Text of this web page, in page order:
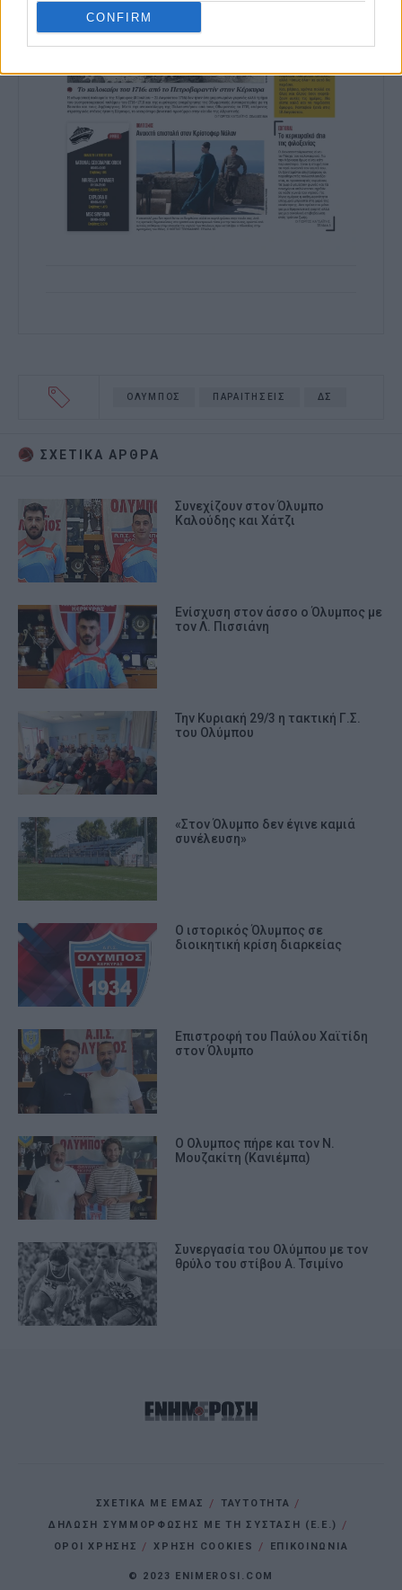
CONFIRM
ΟΛΥΜΠΟΣ ΠΑΡΑΙΤΗΣΕΙΣ ΔΣ
ΣΧΕΤΙΚA AΡΘΡΑ
Συνεχίζουν στον Όλυμπο
Καλούδης και Χάτζι
Ενίσχυση στον άσσο ο Όλυμπος με
τον Λ. Πισσιάνη
Την Κυριακή 29/3 η τακτική Γ.Σ.
του Ολύμπου
«Στον Όλυμπο δεν έγινε καμιά
συνέλευση»
Ο ιστορικός Όλυμπος σε
διοικητική κρίση διαρκείας
Επιστροφή του Παύλου Χαϊτίδη
στον Όλυμπο
Ο Ολυμπος πήρε και τον Ν.
Μουζακίτη (Κανιέμπα)
Συνεργασία του Ολύμπου με τον
θρύλο του στίβου Α. Τσιμίνο
ΣΧΕΤΙΚΑ ΜΕ ΕΜΑΣ
ΤΑΥΤΟΤΗΤΑ
ΔΗΛΩΣΗ ΣΥΜΜΟΡΦΩΣΗΣ ΜΕ ΤΗ ΣΥΣΤΑΣΗ (Ε.Ε.)
ΌΡΟΙ ΧΡΗΣΗΣ
ΧΡΗΣΗ COOKIES ΕΠΙΚΟΙΝΩΝΙΑ
© 2023 ENIMEROSI.COM